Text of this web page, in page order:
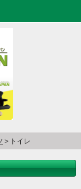
トイレ